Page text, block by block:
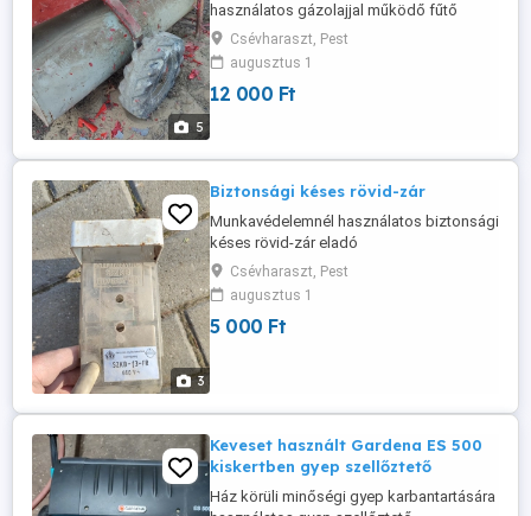
5
használatos gázolajjal működő fűtő
berendezés. Javításra felújításra szorul
vagy alkatrésznek vagy olajos tartálynak
Eladó
Csévharaszt, Pest
augusztus 1
12 000 Ft
3
Biztonsági késes rövid-zár
Munkavédelemnél használatos biztonsági
késes rövid-zár eladó
Csévharaszt, Pest
augusztus 1
5 000 Ft
Keveset használt Gardena ES 500
kiskertben gyep szellőztető
Ház körüli minőségi gyep karbantartására